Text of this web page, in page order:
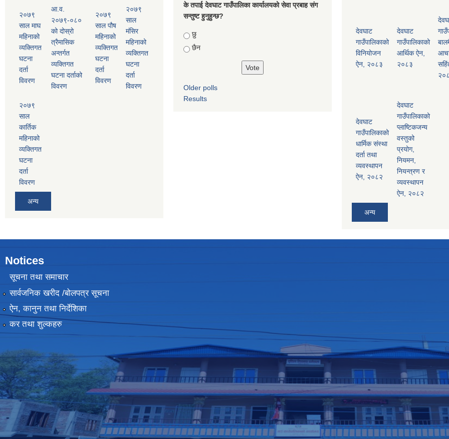
२०७९
साल माघ
महिनाको
व्यक्तिगत
घटना
दर्ता
विवरण
आ.व.
२०७९-०८०
को दोस्रो
त्रैमासिक
अन्तर्गत
व्यक्तिगत
घटना दर्ताको
विवरण
२०७९
साल पौष
महिनाको
व्यक्तिगत
घटना
दर्ता
विवरण
२०७९
साल
मंसिर
महिनाको
व्यक्तिगत
घटना
दर्ता
विवरण
२०७९
साल
कार्तिक
महिनाको
व्यक्तिगत
घटना
दर्ता
विवरण
अन्य
के तपाई देवघाट गाउँपालिका कार्यालयको सेवा प्रबाह संग
सन्तुष्ट हुनुहुन्छ?
Choices
छु
छैन
Older polls
Results
देवघाट
गाउँपालिकाको
विनियोजन
ऐन, २०८३
देवघाट
गाउँपालिकाको
आर्थिक ऐन,
२०८३
देवघाट
गाउँपालिकाको
धार्मिक संस्था
दर्ता तथा
व्यवस्थापन
ऐन, २०८२
देवघाट
गाउँपालिकाको
प्लाष्टिकजन्य
वस्तुको
प्रयोग,
नियमन,
नियन्त्रण र
व्यवस्थापन
ऐन, २०८२
अन्य
Notices
सूचना तथा समाचार
सार्वजनिक खरीद /बोलपत्र सूचना
ऐन, कानुन तथा निर्देशिका
कर तथा शुल्कहरु